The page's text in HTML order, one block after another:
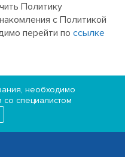
Политику
с Политикой
перейти по ссылке
необходимо
со специалистом